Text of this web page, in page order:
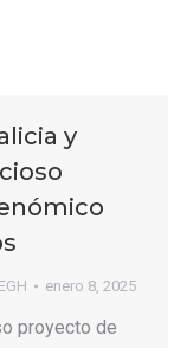
y
enero 8, 2025
proyecto de